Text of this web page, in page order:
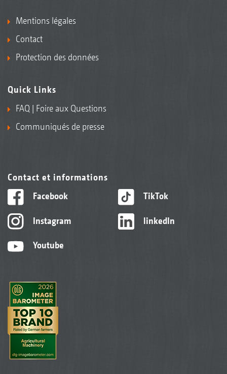
Mentions légales
Contact
Protection des données
Quick Links
FAQ | Foire aux Questions
Communiqués de presse
Contact et informations
Facebook
Instagram
Youtube
TikTok
linkedIn